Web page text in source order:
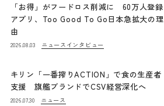
「お得」がフードロス削減に 60万人登録
アプリ、Too Good To Go日本急拡大の理
由
2026.08.03 ニュース インタビュー
キリン「一番搾りACTION」で食の生産者
支援 旗艦ブランドでCSV経営深化へ
2026.07.30 ニュース